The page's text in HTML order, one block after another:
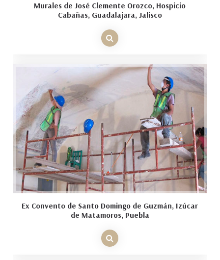
Murales de José Clemente Orozco, Hospicio
Cabañas, Guadalajara, Jalisco
Ex Convento de Santo Domingo de Guzmán, Izúcar
de Matamoros, Puebla